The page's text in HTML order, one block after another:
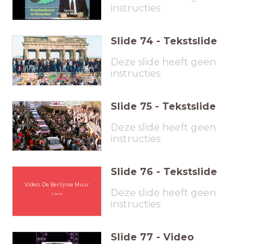
instructies
Slide 74 - Tekstslide
Deze slide heeft geen
instructies
Slide 75 - Tekstslide
Deze slide heeft geen
instructies
Video: De Berlijnse Muur
2. De val
Slide 76 - Tekstslide
Deze slide heeft geen
instructies
Slide 77 - Video